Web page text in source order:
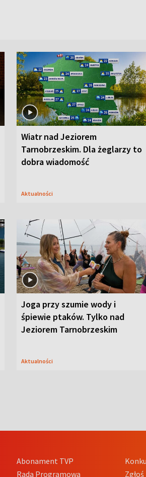
Wiatr nad Jeziorem
Tarnobrzeskim. Dla żeglarzy to
dobra wiadomość
Aktualności
Joga przy szumie wody i
śpiewie ptaków. Tylko nad
Jeziorem Tarnobrzeskim
Aktualności
Abonament TVP
Rada Programowa